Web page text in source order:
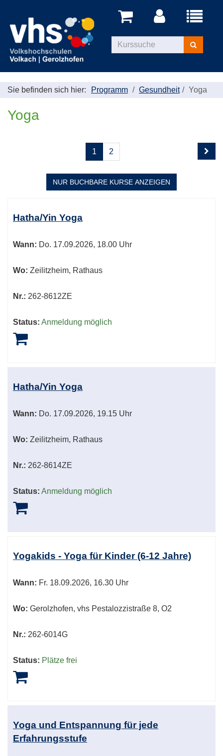
Menü
Kurse
suchen
Sie befinden sich hier: Programm Gesundheit Yoga
Yoga
Seiten
blättern
1 2
NUR BUCHBARE KURSE ANZEIGEN
Tabellenüberschriften
können
werden.
Hatha/Yin Yoga
Wann: Do. 17.09.2026, 18.00 Uhr
Wo: Zeilitzheim, Rathaus
Nr.: 262-8612ZE
Status: Anmeldung möglich
Hatha/Yin Yoga
Wann: Do. 17.09.2026, 19.15 Uhr
Wo: Zeilitzheim, Rathaus
Nr.: 262-8614ZE
Status: Anmeldung möglich
Yogakids - Yoga für Kinder (6-12 Jahre)
Wann: Fr. 18.09.2026, 16.30 Uhr
Wo: Gerolzhofen, vhs Pestalozzistraße 8, O2
Nr.: 262-6014G
Status: Plätze frei
Yoga und Entspannung für jede
Erfahrungsstufe